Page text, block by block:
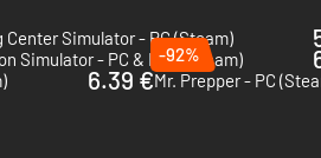
Center Simulator - PC (Steam)
Simulator - PC & Mac (Steam)
6.39 €
-92%
Mr. Prepper - PC